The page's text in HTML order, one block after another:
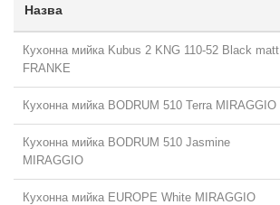
Назва
Кухонна мийка Kubus 2 KNG 110-52 Black matt
FRANKE
Кухонна мийка BODRUM 510 Terra MIRAGGIO
Кухонна мийка BODRUM 510 Jasmine
MIRAGGIO
Кухонна мийка EUROPE White MIRAGGIO